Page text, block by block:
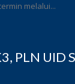
melalui...
PLN UID